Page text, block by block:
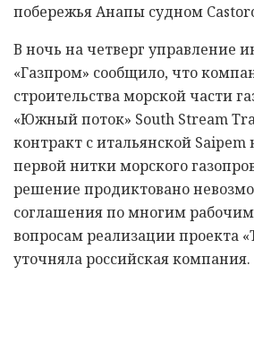
побережья Анапы судном
В ночь на четверг управление
«Газпром» сообщило, что
строительства морской части
«Южный поток» South Stream
контракт с итальянской Saipem
первой нитки морского
решение продиктовано
соглашения по многим
вопросам реализации проекта
уточняла российская компания.